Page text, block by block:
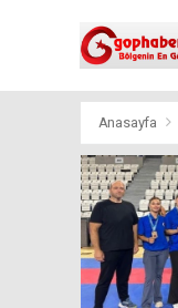
Anasayfa